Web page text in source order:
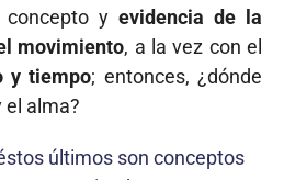
y evidencia de la
movimiento, a la vez con el
y tiempo; entonces, ¿dónde
el alma?
últimos son conceptos